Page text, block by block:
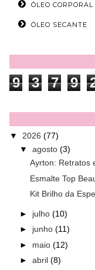
ÓLEO CORPORAL
ÓLEO SECANTE
9 3 7 9
▼ 2026 (77)
▼ agosto (3)
Ayrton: Retratos
Esmalte Top
Kit Brilho da
► julho (10)
► junho (11)
► maio (12)
► abril (8)